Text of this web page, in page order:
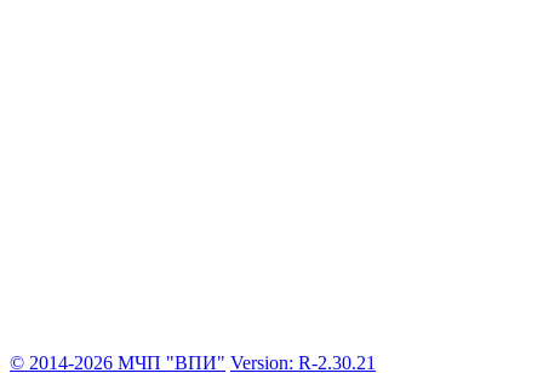
© 2014-2026 МЧП "ВПИ" Version: R-2.30.21